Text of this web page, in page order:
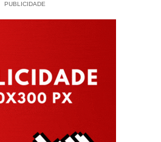
PUBLICIDADE